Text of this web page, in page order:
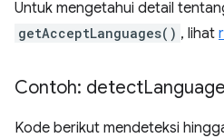
Untuk mengetahui detail
getAcceptLanguages() , lihat
Contoh: detectLanguage
Kode berikut mendeteksi